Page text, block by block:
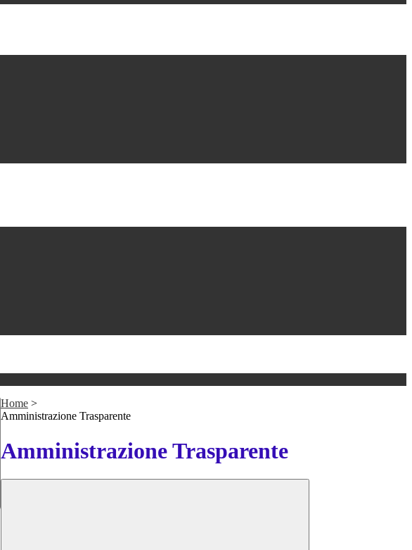
Home >
Amministrazione Trasparente
Amministrazione Trasparente